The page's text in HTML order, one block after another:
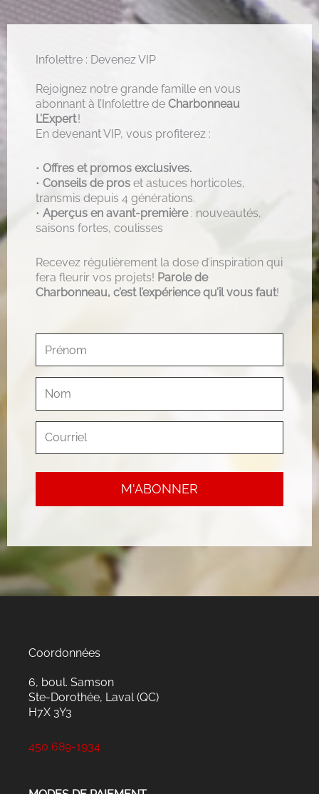
Infolettre : Devenez VIP
Rejoignez notre grande famille en vous
abonnant à l’Infolettre de Charbonneau
L’Expert!
En devenant VIP, vous profiterez :
• Offres et promos exclusives.
• Conseils de pros et astuces horticoles,
transmis depuis 4 générations.
• Aperçus en avant-première: nouveautés,
saisons fortes, coulisses
Recevez régulièrement la dose d’inspiration qui
fera fleurir vos projets! Parole de
Charbonneau, c’est l’expérience qu’il vous faut!
Coordonnées
6, boul. Samson
Ste-Dorothée, Laval (QC)
H7X 3Y3
450 689-1934